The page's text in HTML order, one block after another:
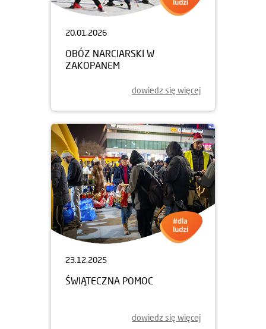
20.01.2026
OBÓZ NARCIARSKI W
ZAKOPANEM
dowiedz się więcej
23.12.2025
ŚWIĄTECZNA POMOC
dowiedz się więcej